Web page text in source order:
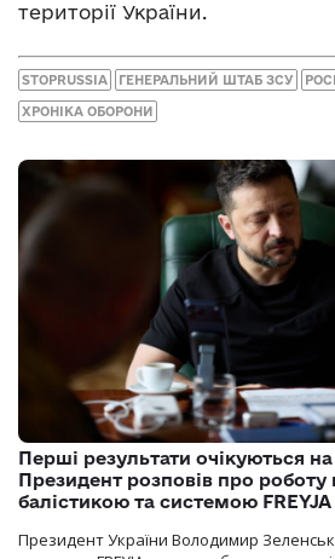
території України.
STOPRUSSIA ГЕНЕРАЛЬНИЙ ШТАБ ЗСУ
ХРОНІКА ОБОРОНИ
Перші результати очікуються
Президент розповів про роботу
балістикою та системою FREYJA
Президент України Володимир